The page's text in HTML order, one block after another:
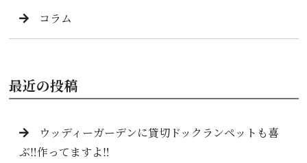
コラム
最近の投稿
ウッディーガーデンに貸切ドックランペットも喜
ぶ‼️作ってますよ‼️